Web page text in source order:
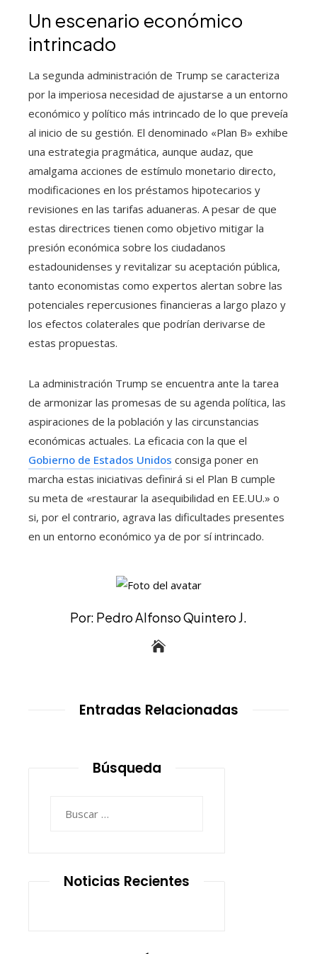
Un escenario económico
intrincado
La segunda administración de Trump se caracteriza
por la imperiosa necesidad de ajustarse a un entorno
económico y político más intrincado de lo que preveía
al inicio de su gestión. El denominado «Plan B» exhibe
una estrategia pragmática, aunque audaz, que
amalgama acciones de estímulo monetario directo,
modificaciones en los préstamos hipotecarios y
revisiones en las tarifas aduaneras. A pesar de que
estas directrices tienen como objetivo mitigar la
presión económica sobre los ciudadanos
estadounidenses y revitalizar su aceptación pública,
tanto economistas como expertos alertan sobre las
potenciales repercusiones financieras a largo plazo y
los efectos colaterales que podrían derivarse de
estas propuestas.
La administración Trump se encuentra ante la tarea
de armonizar las promesas de su agenda política, las
aspiraciones de la población y las circunstancias
económicas actuales. La eficacia con la que el
Gobierno de Estados Unidos consiga poner en
marcha estas iniciativas definirá si el Plan B cumple
su meta de «restaurar la asequibilidad en EE.UU.» o
si, por el contrario, agrava las dificultades presentes
en un entorno económico ya de por sí intrincado.
Por: Pedro Alfonso Quintero J.
Entradas Relacionadas
Búsqueda
Noticias Recientes